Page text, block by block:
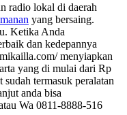
radio lokal di daerah
yang bersaing.
Ketika Anda
dan kedepannya
menyiapkan
yang di mulai dari Rp
termasuk peralatan
anda bisa
Wa 0811-8888-516